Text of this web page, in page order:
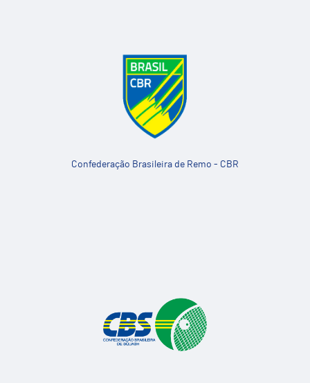
Confederação Brasileira de Remo - CBR